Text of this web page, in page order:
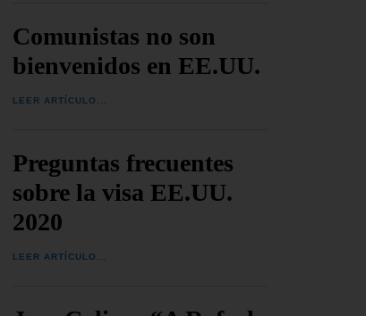
Comunistas no son
bienvenidos en EE.UU.
LEER ARTÍCULO...
Preguntas frecuentes
sobre la visa EE.UU.
2020
LEER ARTÍCULO...